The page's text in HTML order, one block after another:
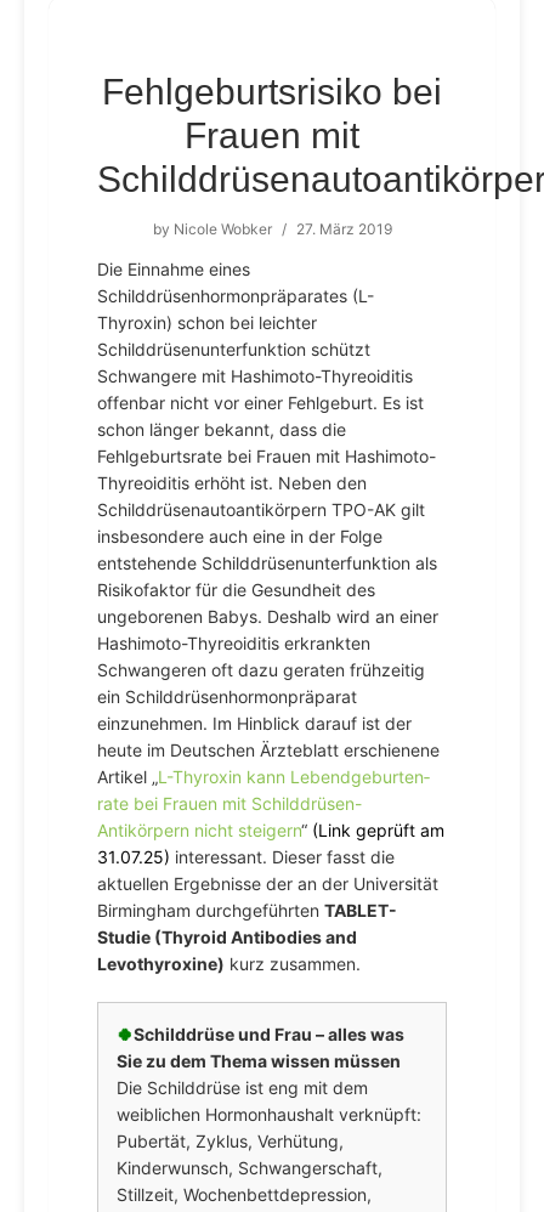
Fehlgeburtsrisiko bei
Frauen mit
by Nicole Wobker / 27. März 2019
Die Einnahme eines
Schilddrüsenhormonpräparates (L-
Thyroxin) schon bei leichter
Schilddrüsenunterfunktion schützt
Schwangere mit Hashimoto-Thyreoiditis
offenbar nicht vor einer Fehlgeburt. Es ist
schon länger bekannt, dass die
Fehlgeburtsrate bei Frauen mit Hashimoto-
Thyreoiditis erhöht ist. Neben den
Schilddrüsenautoantikörpern TPO-AK gilt
insbesondere auch eine in der Folge
entstehende Schilddrüsenunterfunktion als
Risikofaktor für die Gesundheit des
ungeborenen Babys. Deshalb wird an einer
Hashimoto-Thyreoiditis erkrankten
Schwangeren oft dazu geraten frühzeitig
ein Schilddrüsenhormonpräparat
einzunehmen. Im Hinblick darauf ist der
heute im Deutschen Ärzteblatt erschienene
Artikel „L-Thyroxin kann Lebendgeburten­
rate bei Frauen mit Schild­drüsen-
Antikörpern nicht steigern“ (Link geprüft am
31.07.25) interessant. Dieser fasst die
aktuellen Ergebnisse der an der Universität
Birmingham durchgeführten TABLET-
Studie (Thyroid Antibodies and
Levothyroxine) kurz zusammen.
🍀Schilddrüse und Frau – alles was
Sie zu dem Thema wissen müssen
Die Schilddrüse ist eng mit dem
weiblichen Hormonhaushalt verknüpft:
Pubertät, Zyklus, Verhütung,
Kinderwunsch, Schwangerschaft,
Stillzeit, Wochenbettdepression,